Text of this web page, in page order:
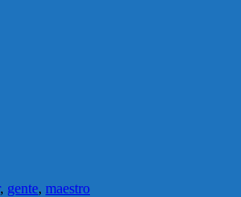
, gente, maestro